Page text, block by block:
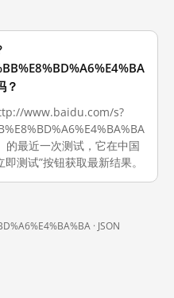
？
www.baidu.com/s?
最近一次测试，它在中国
测试”按钮获取最新结果。
· JSON